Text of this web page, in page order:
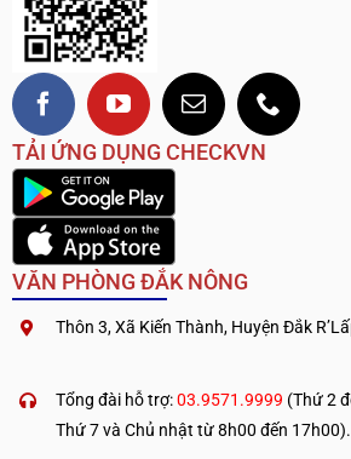
TẢI ỨNG DỤNG CHECKVN
VĂN PHÒNG ĐẮK NÔNG
Thôn 3, Xã Kiến Thành, Huyện Đắk
Tổng đài hỗ trợ:03.9571.9999 (Thứ 2
Thứ 7 và Chủ nhật từ 8h00 đến 17h00).